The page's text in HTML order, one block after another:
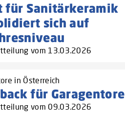
für Sanitärkeramik
sich auf
vom 13.03.2026
in Österreich
für Garagentore
vom 09.03.2026